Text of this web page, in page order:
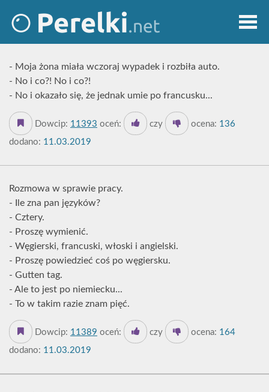
- Moja żona miała wczoraj wypadek i rozbiła auto.
- No i co?! No i co?!
- No i okazało się, że jednak umie po francusku...
Dowcip: 11393 oceń: czy ocena: 136
dodano: 11.03.2019
Rozmowa w sprawie pracy.
- Ile zna pan języków?
- Cztery.
- Proszę wymienić.
- Węgierski, francuski, włoski i angielski.
- Proszę powiedzieć coś po węgiersku.
- Gutten tag.
- Ale to jest po niemiecku...
- To w takim razie znam pięć.
Dowcip: 11389 oceń: czy ocena: 164
dodano: 11.03.2019